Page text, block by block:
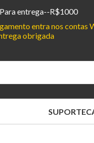
entrega--R$1000
entra nos contas
obrigada
SUPORTE